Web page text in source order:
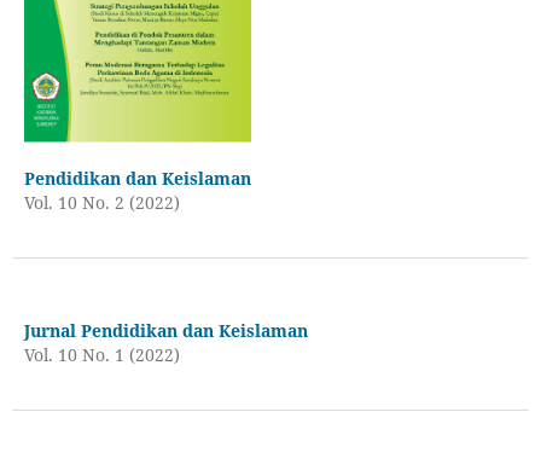
Pendidikan dan Keislaman
Vol. 10 No. 2 (2022)
Jurnal Pendidikan dan Keislaman
Vol. 10 No. 1 (2022)